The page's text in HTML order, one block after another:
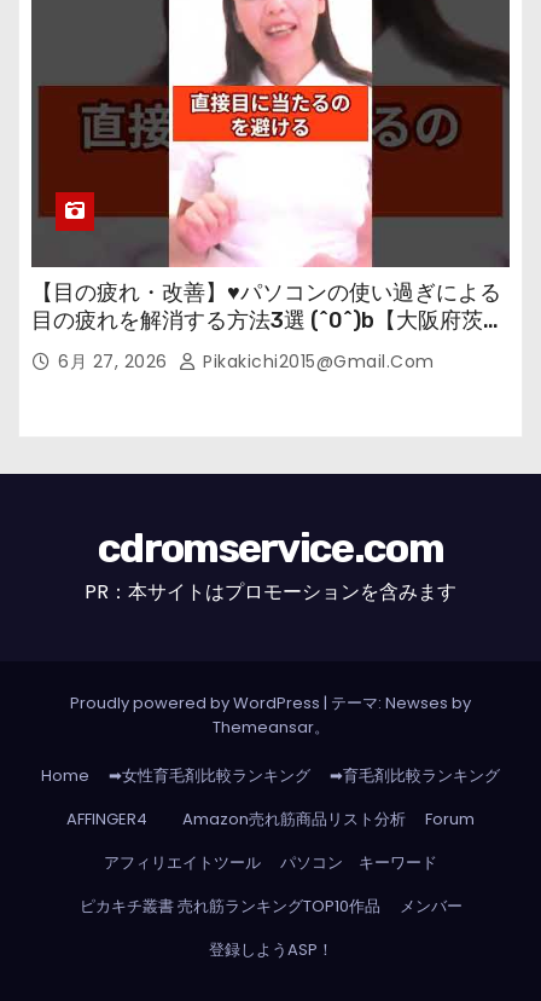
【目の疲れ・改善】♥パソコンの使い過ぎによる
目の疲れを解消する方法3選 (^0^)b【大阪府茨木
市の女性・美容鍼灸・整体師が教えます。】
6月 27, 2026 Pikakichi2015@gmail.com
cdromservice.com
PR：本サイトはプロモーションを含みます
Proudly powered by WordPress | テーマ: Newses by
Themeansar。
Home ➡女性育毛剤比較ランキング
➡育毛剤比較ランキング
AFFINGER4
Amazon売れ筋商品リスト分析
Forum
アフィリエイトツール
パソコン キーワード
ピカキチ叢書 売れ筋ランキングTOP10作品
メンバー
登録しようASP！